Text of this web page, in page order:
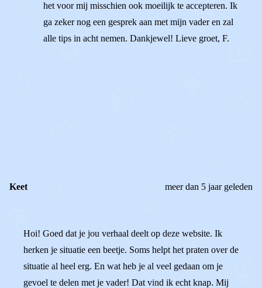
het voor mij misschien ook moeilijk te accepteren. Ik
ga zeker nog een gesprek aan met mijn vader en zal
alle tips in acht nemen. Dankjewel! Lieve groet, F.
Keet meer dan 5 jaar geleden
Hoi! Goed dat je jou verhaal deelt op deze website. Ik
herken je situatie een beetje. Soms helpt het praten over de
situatie al heel erg. En wat heb je al veel gedaan om je
gevoel te delen met je vader! Dat vind ik echt knap. Mij